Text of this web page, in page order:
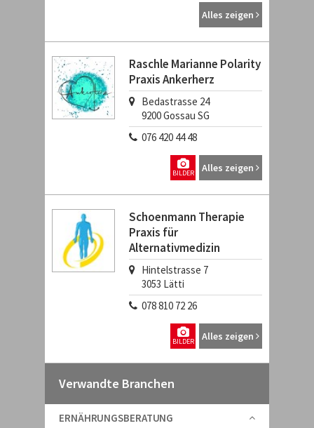
Alles zeigen
Raschle Marianne Polarity
Praxis Ankerherz
Bedastrasse 24
9200Gossau SG
076 420 44 48
Alles zeigen
BILDER
Schoenmann Therapie
Praxis für
Alternativmedizin
Hintelstrasse 7
3053 Lätti
078 810 72 26
Alles zeigen
BILDER
Verwandte Branchen
ERNÄHRUNGSBERATUNG